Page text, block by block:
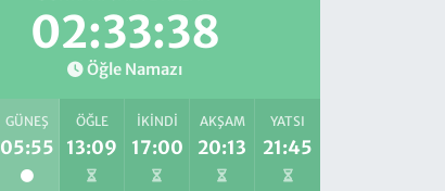
02:33:37
Öğle Namazı
GÜNEŞ
05:55
ÖĞLE
13:09
İKINDI
17:00
AKŞAM
20:13
YATSI
21:45